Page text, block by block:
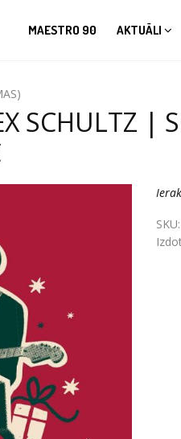
MAESTRO 90 AKTUĀLI
SCHULTZ |
SKU: